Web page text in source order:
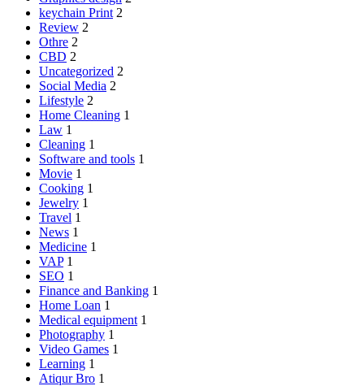
keychain Print 2
Review 2
Othre 2
CBD 2
Uncategorized 2
Social Media 2
Lifestyle 2
Home Cleaning 1
Law 1
Cleaning 1
Software and tools 1
Movie 1
Cooking 1
Jewelry 1
Travel 1
News 1
Medicine 1
VAP 1
SEO 1
Finance and Banking 1
Home Loan 1
Medical equipment 1
Photography 1
Video Games 1
Learning 1
Atiqur Bro 1